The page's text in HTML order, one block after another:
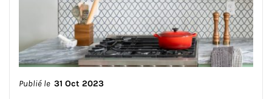
Publié le 31 Oct 2023